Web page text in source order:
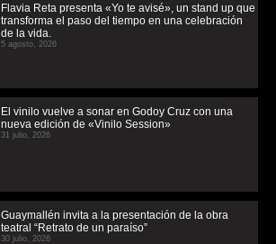
Flavia Reta presenta «Yo te avisé», un stand up que
transforma el paso del tiempo en una celebración
de la vida.
5 agosto, 2026
El vinilo vuelve a sonar en Godoy Cruz con una
nueva edición de «Vinilo Session»
31 julio, 2026
Guaymallén invita a la presentación de la obra
teatral “Retrato de un paraíso”
30 julio, 2026